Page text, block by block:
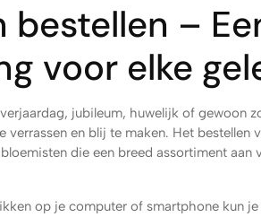
bestellen –
voor elke
jubileum, huwelijk of gewoon
verrassen en blij te maken. Het
die een breed assortiment aan
op je computer of smartphone kun